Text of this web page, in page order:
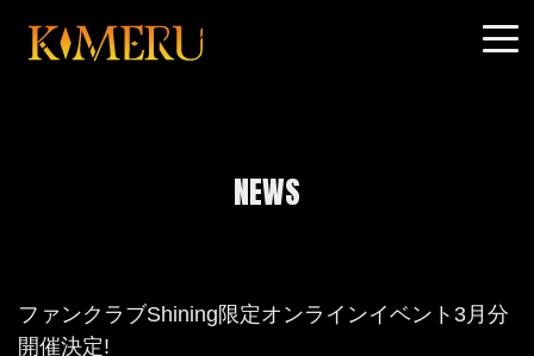
NEWS
ファンクラブShining限定オンラインイベント3月分
開催決定!